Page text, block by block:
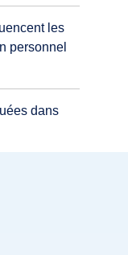
les
personnel
dans